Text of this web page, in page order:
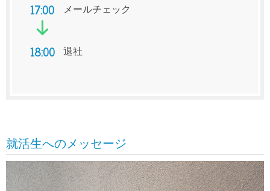
17:00 メールチェック
18:00 退社
就活生へのメッセージ